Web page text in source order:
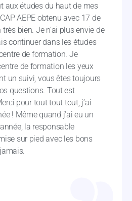
aux études du haut de mes
AEPE obtenu avec 17 de
bien. Je n’ai plus envie de
continuer dans les études
de formation. Je
de formation les yeux
un suivi, vous êtes toujours
questions. Tout est
pour tout tout tout, j’ai
! Même quand j’ai eu un
la responsable
sur pied avec les bons